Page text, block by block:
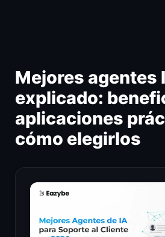
Mejores agentes
explicado:
aplicaciones
cómo elegirlos